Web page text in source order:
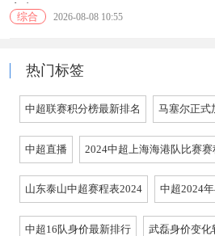
良机
综合 2026-08-08 10:55
热门标签
中超联赛积分榜最新排名 马塞尔正式
中超直播 2024中超上海海港队比赛赛
山东泰山中超赛程表2024 中超2024
中超16队身价最新排行 武磊身价变化